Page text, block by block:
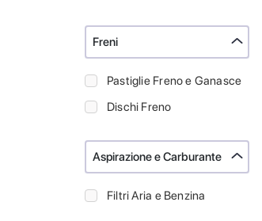
Freni
Pastiglie Freno e Ganasce
Dischi Freno
Aspirazione e Carburante
Filtri Aria e Benzina